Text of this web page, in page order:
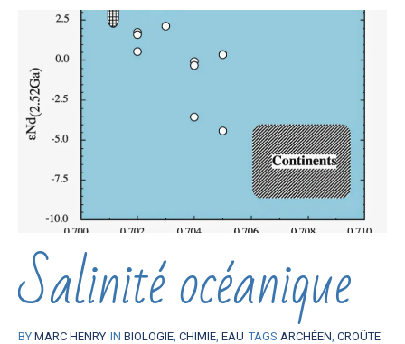
Salinité océanique
BY MARC HENRY IN BIOLOGIE CHIMIE EAU TAGS ARCHÉEN CROÛTE